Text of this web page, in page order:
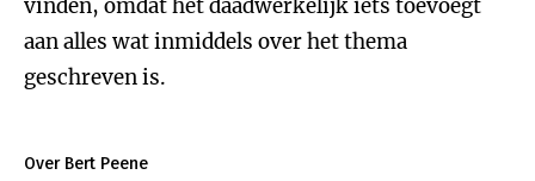
vinden, omdat het daadwerkelijk iets toevoegt
aan alles wat inmiddels over het thema
geschreven is.
Over Bert Peene